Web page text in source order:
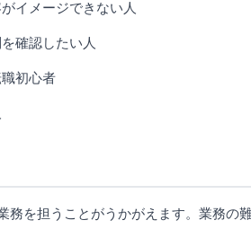
イメージできない人
確認したい人
初心者
務を担うことがうかがえます。業務